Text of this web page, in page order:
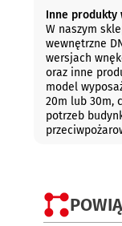
Inne produkty
W naszym
wewnętrzne
wersjach
oraz inne
model
20m lub 30m,
potrzeb